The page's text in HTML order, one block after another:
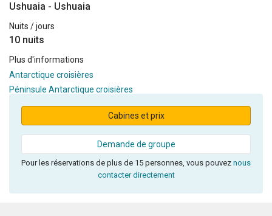
Ushuaia - Ushuaia
Nuits / jours
10 nuits
Plus d'informations
Antarctique croisières
Péninsule Antarctique croisières
Cabines et prix
Demande de groupe
Pour les réservations de plus de 15 personnes, vous pouvez nous
contacter directement